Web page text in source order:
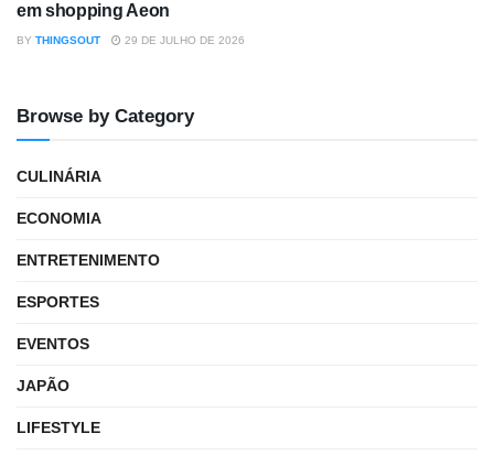
em shopping Aeon
BY THINGSOUT 29 DE JULHO DE 2026
Browse by Category
CULINÁRIA
ECONOMIA
ENTRETENIMENTO
ESPORTES
EVENTOS
JAPÃO
LIFESTYLE